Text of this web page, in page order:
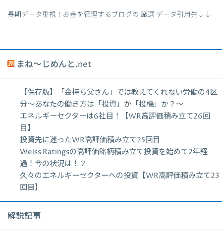
長期データ重視！お金を管理するブログの 厳選 データ引用先↓↓
まね～じめんと.net
【保存版】「金持ち父さん」では教えてくれない労働の4区
分〜あなたの働き方は「投資」か「投機」か？〜
エネルギーセクターは6社目！【WR高評価積み立て26回
目】
投資先に迷ったWR高評価積み立て25回目
Weiss Ratingsの高評価銘柄積み立て投資を始めて2年経
過！今の状況は！？
久々のエネルギーセクターへの投資【WR高評価積み立て23
回目】
解説記事